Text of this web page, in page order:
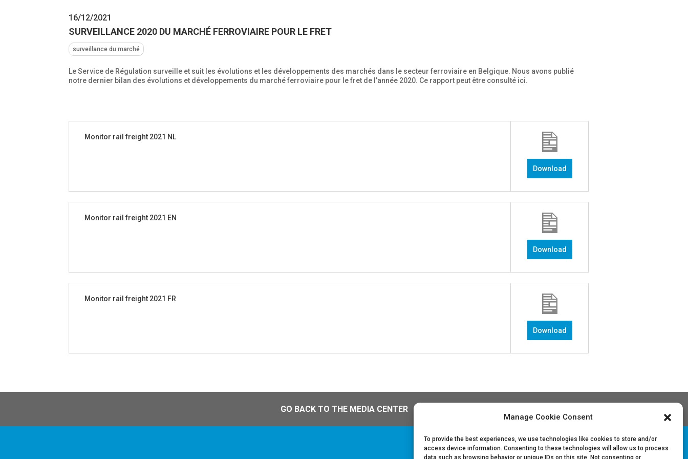
Manage Cookie Consent
To provide the best experiences, we use technologies like cookies to store and/or
access device information. Consenting to these technologies will allow us to process
data such as browsing behavior or unique IDs on this site. Not consenting or
16/12/2021
SURVEILLANCE 2020 DU MARCHÉ FERROVIAIRE POUR LE FRET
surveillance du marché
Le Service de Régulation surveille et suit les évolutions et les développements des marchés dans le secteur ferroviaire en Belgique. Nous avons publié
notre dernier bilan des évolutions et développements du marché ferroviaire pour le fret de l’année 2020. Ce rapport peut être consulté ici.
Monitor rail freight 2021 NL
Download
Monitor rail freight 2021 EN
Download
Monitor rail freight 2021 FR
Download
GO BACK TO THE MEDIA CENTER